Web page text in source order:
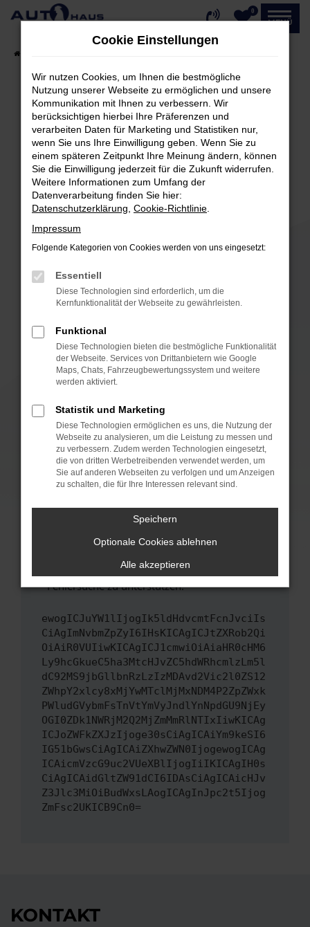
Zum
0
MENÜ
Fehler: Network Error
Beim Laden ist ein Fehler aufgetreten.
Hier sind ein paar Tipps, die dir helfen können:
Überprüfe deine Firewall und deine
Internetverbindung.
Laden andere Webseiten, zum Beispiel deine
Suchmaschine?
Prüfe deine Browsererweiterungen.
können das Laden bestimmter Seiten
verhindern. Funktioniert die Seite in einem
anderen Browser oder in einem privaten
Fenster?
Starte dein Gerät neu.
Das kann manchmal helfen, vorübergehende
Probleme zu beheben.
Betriebssystem auf dem neuesten Stand
sind.
Veraltete Software birgt nicht nur ein
Sicherheitsrisiko, sondern kann auch dazu
führen, dass bestimmte Funktionen nicht mehr
unterstützt werden.
Wende dich an den Webseitenbetreiber.
Wenn du alle oben genannten Schritte versucht
hast, kontaktiere uns bitte. Wir werden
uns diesen Text schicken, um uns bei der
Fehlersuche zu unterstützen:
ewogICJuYW1lIjogIk5ldHdvcmtFcnJvciIs
CiAgImNvbmZpZyI6IHsKICAgICJtZXRob2Qi
OiAiR0VUIiwKICAgICJ1cmwiOiAiaHR0cHM6
Ly9hcGkueC5ha3MtcHJvZC5hdWRhcmlzLm5l
dC92MS9jbGllbnRzLzIzMDAvd2Vic2l0ZS12
ZWhpY2xlcy8xMjYwMTclMjMxNDM4P2ZpZWxk
PWludGVybmFsTnVtYmVyJndlYnNpdGU9NjEy
OGI0ZDk1NWRjM2Q2MjZmMmRlNTIxIiwKICAg
ICJoZWFkZXJzIjoge30sCiAgICAiYm9keSI6
IG51bGwsCiAgICAiZXhwZWN0IjogewogICAg
ICAicmVzcG9uc2VUeXBlIjogIiIKICAgIH0s
CiAgICAidGltZW91dCI6IDAsCiAgICAicHJv
Z3Jlc3MiOiBudWxsLAogICAgInJpc2t5Ijog
ZmFsc2UKICB9Cn0=
KONTAKT
Cookie Einstellungen
Wir nutzen Cookies, um Ihnen die bestmögliche
Nutzung unserer Webseite zu ermöglichen und unsere
Kommunikation mit Ihnen zu verbessern. Wir
berücksichtigen hierbei Ihre Präferenzen und
verarbeiten Daten für Marketing und Statistiken nur,
wenn Sie uns Ihre Einwilligung geben. Wenn Sie zu
einem späteren Zeitpunkt Ihre Meinung ändern, können
Sie die Einwilligung jederzeit für die Zukunft widerrufen.
Weitere Informationen zum Umfang der
Datenverarbeitung finden Sie hier:
Datenschutzerklärung Cookie-Richtlinie
Impressum
Folgende Kategorien von Cookies werden von uns eingesetzt:
Essentiell
Diese Technologien sind erforderlich, um die
Kernfunktionalität der Webseite zu gewährleisten.
Funktional
Diese Technologien bieten die bestmögliche Funktionalität
der Webseite. Services von Drittanbietern wie Google
Maps, Chats, Fahrzeugbewertungssystem und weitere
werden aktiviert.
Statistik und Marketing
Diese Technologien ermöglichen es uns, die Nutzung der
Webseite zu analysieren, um die Leistung zu messen und
zu verbessern. Zudem werden Technologien eingesetzt,
die von dritten Werbetreibenden verwendet werden, um
Sie auf anderen Webseiten zu verfolgen und um Anzeigen
zu schalten, die für Ihre Interessen relevant sind.
Speichern
Optionale Cookies ablehnen
Alle akzeptieren